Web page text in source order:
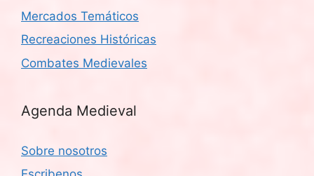
Mercados Temáticos
Recreaciones Históricas
Combates Medievales
Agenda Medieval
Sobre nosotros